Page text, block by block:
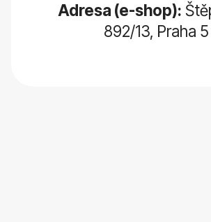
Adresa (e-shop):
892/13, Praha 5